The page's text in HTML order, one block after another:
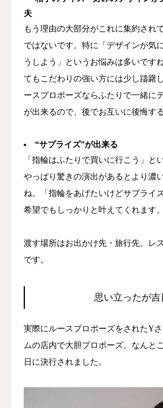
夫
もう理由の大部分がこれに集約され
ではないです。特に「デザインが気
うしよう」というお悩みは多いです
てもこだわりの強い方には少し躊躇
ースプロポーズならふたりで一緒に
が出来るので、後でお互いに後悔す
“サプライズ”が出来る
「指輪はふたりで買いに行こう」と
やっぱり驚きの演出があるとより濃
ね。「指輪をあげたいけどサプライ
希望でもしっかりと叶えてくれます。
渡す場所はお出かけ先・旅行先、レ
です。
思い立ったが吉
実際にルースプロポーズをされたY
ムの店内で大胆プロポーズ。なんと
日に決行されました。